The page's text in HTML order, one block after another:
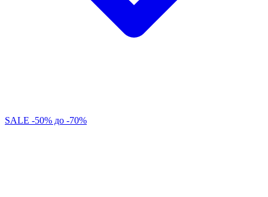
SALE -50% до -70%